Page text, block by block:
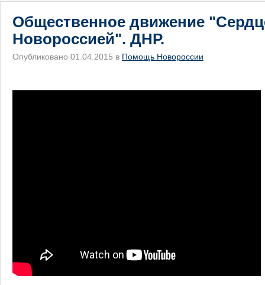
Общественное движение
Новороссией". ДНР.
Опубликовано 01.04.2015 в Помощь Новороссии